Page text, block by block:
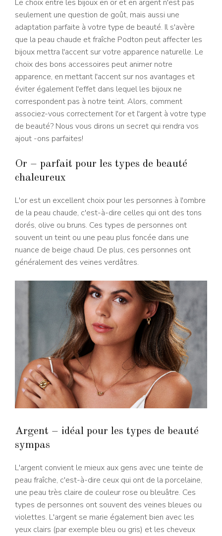
Le choix entre les bijoux en or et en argent n'est pas
seulement une question de goût, mais aussi une
adaptation parfaite à votre type de beauté. Il s'avère
que la peau chaude et fraîche Podton peut affecter les
bijoux mettra l'accent sur votre apparence naturelle. Le
choix des bons accessoires peut animer notre
apparence, en mettant l'accent sur nos avantages et
éviter également l'effet dans lequel les bijoux ne
correspondent pas à notre teint. Alors, comment
associez-vous correctement l'or et l'argent à votre type
de beauté? Nous vous dirons un secret qui rendra vos
ajout -ons parfaites!
Or – parfait pour les types de beauté
chaleureux
L'or est un excellent choix pour les personnes à l'ombre
de la peau chaude, c'est-à-dire celles qui ont des tons
dorés, olive ou bruns. Ces types de personnes ont
souvent un teint ou une peau plus foncée dans une
nuance de beige chaud. De plus, ces personnes ont
généralement des veines verdâtres.
Argent – idéal pour les types de beauté
sympas
L'argent convient le mieux aux gens avec une teinte de
peau fraîche, c'est-à-dire ceux qui ont de la porcelaine,
une peau très claire de couleur rose ou bleuâtre. Ces
types de personnes ont souvent des veines bleues ou
violettes. L'argent se marie également bien avec les
yeux clairs (par exemple bleu ou gris) et les cheveux